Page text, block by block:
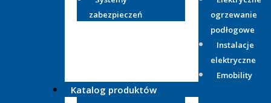
zabezpieczeń
ogrzewanie
podłogowe
Instalacje
elektryczne
Emobility
Katalog produktów